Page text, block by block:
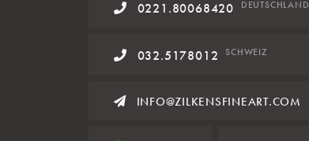
0221.80068420 DEUTSCHLAND
032.5178012 SCHWEIZ
INFO@ZILKENSFINEART.COM